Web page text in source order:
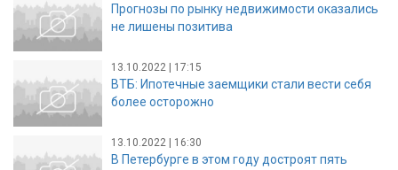
Прогнозы по рынку недвижимости оказались
не лишены позитива
13.10.2022 | 17:15
ВТБ: Ипотечные заемщики стали вести себя
более осторожно
13.10.2022 | 16:30
В Петербурге в этом году достроят пять